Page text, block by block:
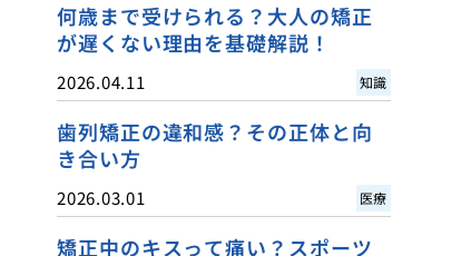
何歳まで受けられる？大人の矯正
が遅くない理由を基礎解説！
2026.04.11 知識
歯列矯正の違和感？その正体と向
き合い方
2026.03.01 医療
矯正中のキスって痛い？スポーツ